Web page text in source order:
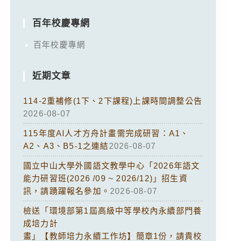
百年校慶專網
百年校慶專網
近期文章
114-2重補修(1下、2下課程)上課時間調整公告
2026-08-07
115年度AI人才方舟計畫需完成研習：A1、
A2、A3、B5-1之連結2026-08-07
國立中山大學外國語文教學中心「2026年語文
能力研習班(2026 /09 ~ 2026/12)」招生資
訊，請踴躍報名參加。 2026-08-07
檢送「環境部第1屆高級中等學校內永續部門養
成培力計
畫」【教師培力永續工作坊】簡章1份，請貴校